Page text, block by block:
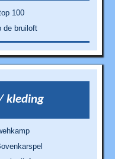
100
de bruiloft
kleding